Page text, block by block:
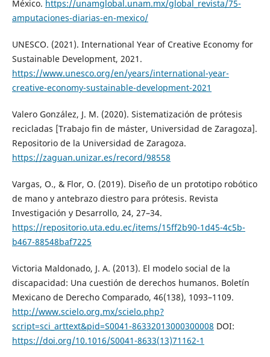
México. https://unamglobal.unam.mx/global_revista/75-
amputaciones-diarias-en-mexico/
UNESCO. (2021). International Year of Creative Economy for
Sustainable Development, 2021.
https://www.unesco.org/en/years/international-year-
creative-economy-sustainable-development-2021
Valero González, J. M. (2020). Sistematización de prótesis
recicladas [Trabajo fin de máster, Universidad de Zaragoza].
Repositorio de la Universidad de Zaragoza.
https://zaguan.unizar.es/record/98558
Vargas, O., & Flor, O. (2019). Diseño de un prototipo robótico
de mano y antebrazo diestro para prótesis. Revista
Investigación y Desarrollo, 24, 27–34.
https://repositorio.uta.edu.ec/items/15ff2b90-1d45-4c5b-
b467-88548baf7225
Victoria Maldonado, J. A. (2013). El modelo social de la
discapacidad: Una cuestión de derechos humanos. Boletín
Mexicano de Derecho Comparado, 46(138), 1093–1109.
http://www.scielo.org.mx/scielo.php?
script=sci_arttext&pid=S0041-86332013000300008 DOI:
https://doi.org/10.1016/S0041-8633(13)71162-1